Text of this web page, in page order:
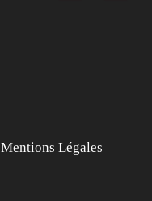
Mentions Légales